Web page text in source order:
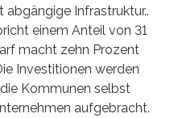
Infrastruktur..
einem Anteil von 31
macht zehn Prozent
Investitionen werden
Kommunen selbst
aufgebracht.